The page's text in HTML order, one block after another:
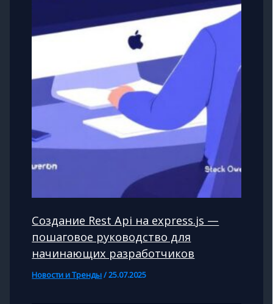
Создание Rest Api на express.js —
пошаговое руководство для
начинающих разработчиков
Новости и Тренды/25.07.2025